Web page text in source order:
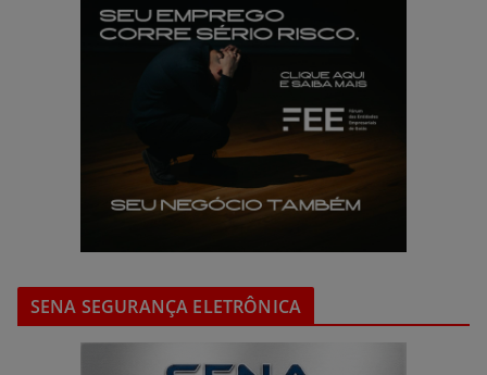
SENA SEGURANÇA ELETRÔNICA